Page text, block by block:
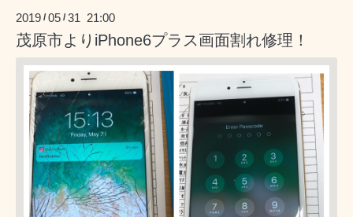
2019 /05 /31 21:00
茂原市よりiPhone6プラス画面割れ修理！